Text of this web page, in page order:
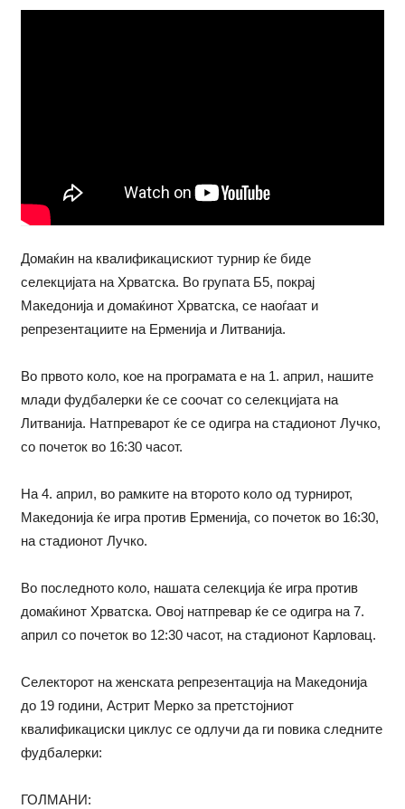
Домаќин на квалификацискиот турнир ќе биде
селекцијата на Хрватска. Во групата Б5, покрај
Македонија и домаќинот Хрватска, се наоѓаат и
репрезентациите на Ерменија и Литванија.
Во првото коло, кое на програмата е на 1. април, нашите
млади фудбалерки ќе се соочат со селекцијата на
Литванија. Натпреварот ќе се одигра на стадионот Лучко,
со почеток во 16:30 часот.
На 4. април, во рамките на второто коло од турнирот,
Македонија ќе игра против Ерменија, со почеток во 16:30,
на стадионот Лучко.
Во последното коло, нашата селекција ќе игра против
домаќинот Хрватска. Овој натпревар ќе се одигра на 7.
април со почеток во 12:30 часот, на стадионот Карловац.
Селекторот на женската репрезентација на Македонија
до 19 години, Астрит Мерко за претстојниот
квалификациски циклус се одлучи да ги повика следните
фудбалерки:
ГОЛМАНИ: